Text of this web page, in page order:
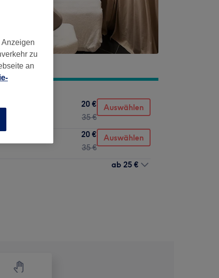
20 €
35 €
Auswählen
20 €
35 €
Auswählen
ab 25 €
zu
an